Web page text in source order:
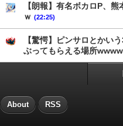
【朗報】有名ボカロP、
ｗ (22:25)
【驚愕】ピンサロとかい
ぶってもらえる場所wwww
About RSS